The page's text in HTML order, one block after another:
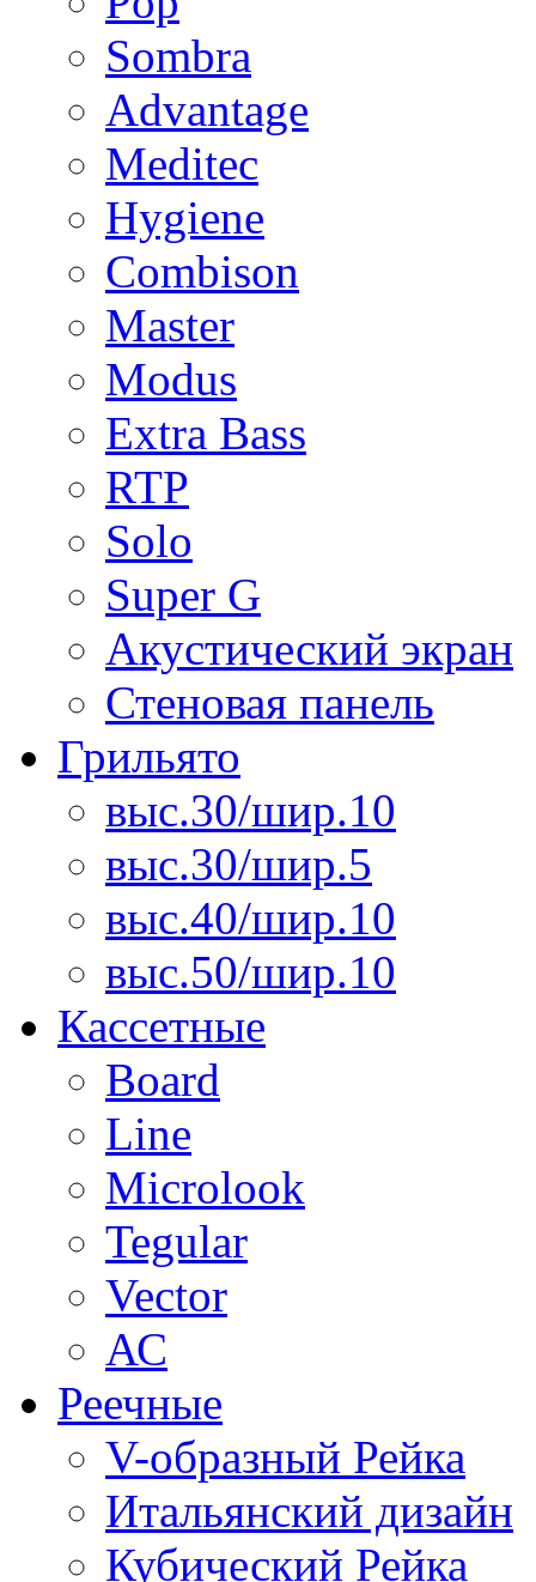
Sombra
Advantage
Meditec
Hygiene
Combison
Master
Modus
Extra Bass
RTP
Solo
Super G
Акустический экран
Стеновая панель
Грильято
выс.30/шир.10
выс.30/шир.5
выс.40/шир.10
выс.50/шир.10
Кассетные
Board
Line
Microlook
Tegular
Vector
АС
Реечные
V-образный Рейка
Итальянский дизайн
Кубический Рейка